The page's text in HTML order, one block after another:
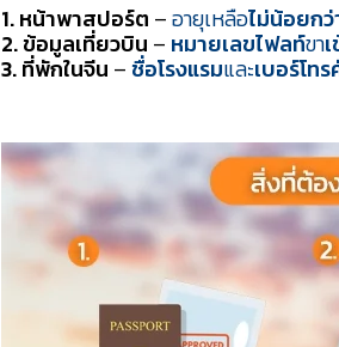
1. หน้าพาสปอร์ต –อายุเหลือไม่น้อยกว่
2. ข้อมูลเที่ยวบิน – หมายเลขไฟลท์ขา
3. ที่พักในจีน –ชื่อโรงแรมและเบอร์โท